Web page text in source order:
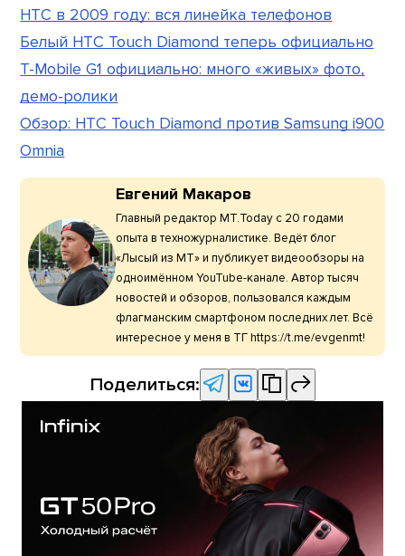
HTC в 2009 году: вся линейка телефонов
Белый HTC Touch Diamond теперь официально
T-Mobile G1 официально: много «живых» фото,
демо-ролики
Обзор: HTC Touch Diamond против Samsung i900
Omnia
Евгений Макаров
Главный редактор МТ.Today с 20 годами
опыта в техножурналистике. Ведёт блог
«Лысый из МТ» и публикует видеообзоры на
одноимённом YouTube-канале. Автор тысяч
новостей и обзоров, пользовался каждым
флагманским смартфоном последних лет. Всё
интересное у меня в ТГ https://t.me/evgenmt!
Поделиться: